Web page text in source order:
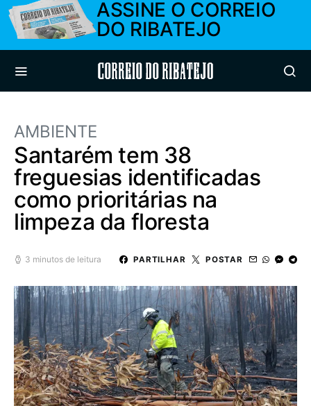
ASSINE O CORREIO
DO RIBATEJO
Correio do Ribatejo
AMBIENTE
Santarém tem 38
freguesias identificadas
como prioritárias na
limpeza da floresta
3 minutos de leitura PARTILHAR POSTAR